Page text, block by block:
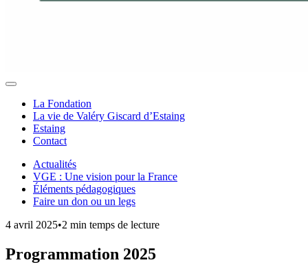
La Fondation
La vie de Valéry Giscard d’Estaing
Estaing
Contact
Actualités
VGE : Une vision pour la France
Éléments pédagogiques
Faire un don ou un legs
4 avril 2025•2 min temps de lecture
Programmation 2025